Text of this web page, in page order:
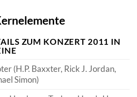
ZUM KONZERT 2011 IN
(H.P. Baxxter, Rick J. Jordan,
Simon)